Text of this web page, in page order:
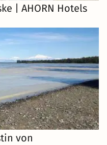
| AHORN Hotels
von